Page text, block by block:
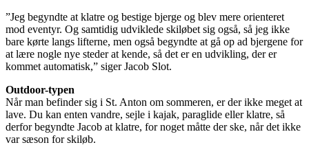
”Jeg begyndte at klatre og bestige bjerge og blev mere orienteret
mod eventyr. Og samtidig udviklede skiløbet sig også, så jeg ikke
bare kørte langs lifterne, men også begyndte at gå op ad bjergene for
at lære nogle nye steder at kende, så det er en udvikling, der er
kommet automatisk,” siger Jacob Slot.
Outdoor-typen
Når man befinder sig i St. Anton om sommeren, er der ikke meget at
lave. Du kan enten vandre, sejle i kajak, paraglide eller klatre, så
derfor begyndte Jacob at klatre, for noget måtte der ske, når det ikke
var sæson for skiløb.